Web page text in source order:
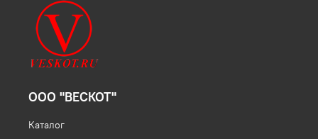
ООО "ВЕСКОТ"
Каталог